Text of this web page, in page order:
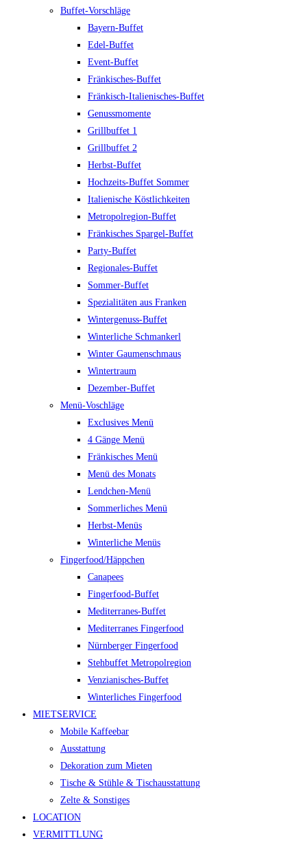
Buffet-Vorschläge
Bayern-Buffet
Edel-Buffet
Event-Buffet
Fränkisches-Buffet
Fränkisch-Italienisches-Buffet
Genussmomente
Grillbuffet 1
Grillbuffet 2
Herbst-Buffet
Hochzeits-Buffet Sommer
Italienische Köstlichkeiten
Metropolregion-Buffet
Fränkisches Spargel-Buffet
Party-Buffet
Regionales-Buffet
Sommer-Buffet
Spezialitäten aus Franken
Wintergenuss-Buffet
Winterliche Schmankerl
Winter Gaumenschmaus
Wintertraum
Dezember-Buffet
Menü-Voschläge
Exclusives Menü
4 Gänge Menü
Fränkisches Menü
Menü des Monats
Lendchen-Menü
Sommerliches Menü
Herbst-Menüs
Winterliche Menüs
Fingerfood/Häppchen
Canapees
Fingerfood-Buffet
Mediterranes-Buffet
Mediterranes Fingerfood
Nürnberger Fingerfood
Stehbuffet Metropolregion
Venzianisches-Buffet
Winterliches Fingerfood
MIETSERVICE
Mobile Kaffeebar
Ausstattung
Dekoration zum Mieten
Tische & Stühle & Tischausstattung
Zelte & Sonstiges
LOCATION
VERMITTLUNG